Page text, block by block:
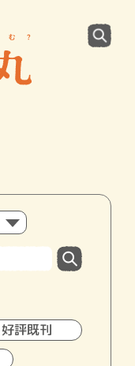
好評既刊